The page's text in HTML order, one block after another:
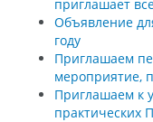
приглашает
Объявление
году
Приглашаем
мероприятие,
Приглашаем к
практических